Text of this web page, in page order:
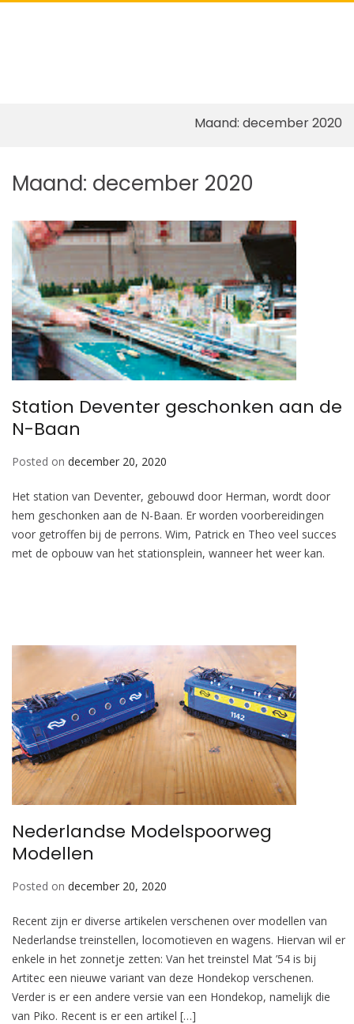
Maand: december 2020
Maand: december 2020
Station Deventer geschonken aan de
N-Baan
Posted on december 20, 2020
Het station van Deventer, gebouwd door Herman, wordt door
hem geschonken aan de N-Baan. Er worden voorbereidingen
voor getroffen bij de perrons. Wim, Patrick en Theo veel succes
met de opbouw van het stationsplein, wanneer het weer kan.
Nederlandse Modelspoorweg
Modellen
Posted on december 20, 2020
Recent zijn er diverse artikelen verschenen over modellen van
Nederlandse treinstellen, locomotieven en wagens. Hiervan wil er
enkele in het zonnetje zetten: Van het treinstel Mat ’54 is bij
Artitec een nieuwe variant van deze Hondekop verschenen.
Verder is er een andere versie van een Hondekop, namelijk die
van Piko. Recent is er een artikel […]